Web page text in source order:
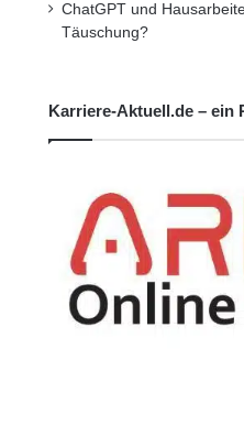
ChatGPT und
Täuschung?
Karriere-Aktuell.de – ein